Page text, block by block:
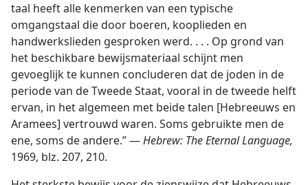
taal heeft alle kenmerken van een typische
omgangstaal die door boeren, kooplieden en
handwerkslieden gesproken werd. . . . Op grond van
het beschikbare bewijsmateriaal schijnt men
gevoeglijk te kunnen concluderen dat de joden in de
periode van de Tweede Staat, vooral in de tweede helft
ervan, in het algemeen met beide talen [Hebreeuws en
Aramees] vertrouwd waren. Soms gebruikte men de
ene, soms de andere.” —Hebrew: The Eternal Language,
1969, blz. 207, 210.